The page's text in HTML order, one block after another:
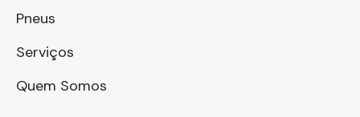
Pneus
Serviços
Quem Somos